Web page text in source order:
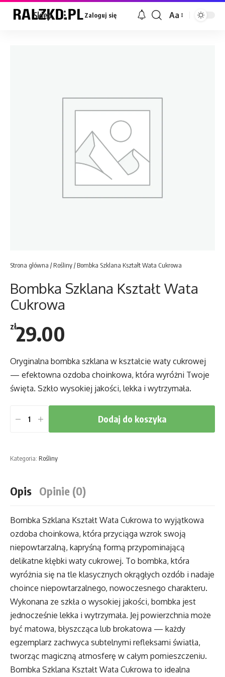
Sklep Zaloguj się
Font
Aa
Strona główna /Rośliny/ Bombka Szklana Kształt Wata Cukrowa
Bombka Szklana Kształt Wata
Cukrowa
zł29.00
Oryginalna bombka szklana w kształcie waty cukrowej
— efektowna ozdoba choinkowa, która wyróżni Twoje
święta. Szkło wysokiej jakości, lekka i wytrzymała.
Kształt
Cukrowa
Dodaj do koszyka
Kategoria: Rośliny
Opis Opinie (0)
Bombka Szklana Kształt Wata Cukrowa to wyjątkowa
ozdoba choinkowa, która przyciąga wzrok swoją
niepowtarzalną, kapryśną formą przypominającą
delikatne kłębki waty cukrowej. To bombka, która
wyróżnia się na tle klasycznych okrągłych ozdób i nadaje
choince niepowtarzalnego, nowoczesnego charakteru.
Wykonana ze szkła o wysokiej jakości, bombka jest
jednocześnie lekka i wytrzymała. Jej powierzchnia może
być matowa, błyszcząca lub brokatowa — każdy
egzemplarz zachwyca subtelnymi refleksami światła,
tworząc magiczną atmosferę w całym pomieszczeniu.
Bombka Szklana Kształt Wata Cukrowa to idealna